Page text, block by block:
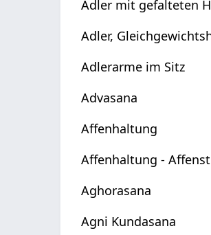
Adler mit gefalteten
Adler,
Adlerarme im Sitz
Advasana
Affenhaltung
Affenhaltung -
Aghorasana
Agni Kundasana